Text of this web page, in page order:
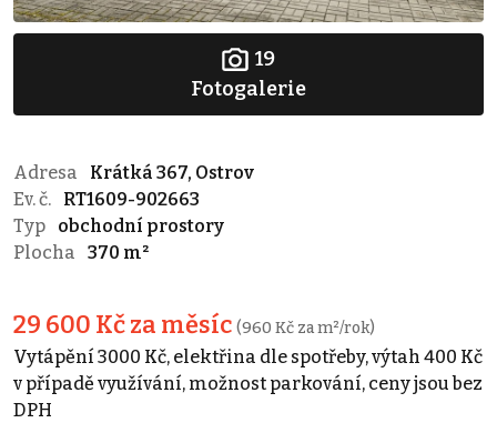
19
Fotogalerie
Adresa
Krátká 367, Ostrov
Ev. č.
RT1609-902663
Typ
obchodní prostory
Plocha
370 m²
29 600 Kč za měsíc (960 Kč za m²/rok)
Vytápění 3000 Kč, elektřina dle spotřeby, výtah 400 Kč
v případě využívání, možnost parkování, ceny jsou bez
DPH